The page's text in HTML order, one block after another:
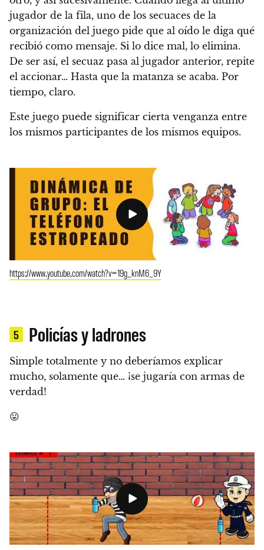
jugador de la fila, uno de los secuaces de la
organización del juego pide que al oído le diga qué
recibió como mensaje. Si lo dice mal, lo elimina.
De ser así, el secuaz pasa al jugador anterior, repite
el accionar… Hasta que la matanza se acaba. Por
tiempo, claro.
Este juego puede significar cierta venganza entre
los mismos participantes de los mismos equipos.
https://www.youtube.com/watch?v=19g_knM6_9Y
5 Policías y ladrones
Simple totalmente y no deberíamos explicar
mucho, solamente que… ¡se jugaría con armas de
verdad!
😛